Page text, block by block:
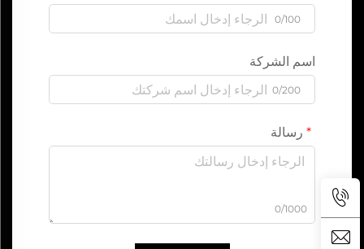
0/100
اسم الشركة
0/200
رسالة
0/1000